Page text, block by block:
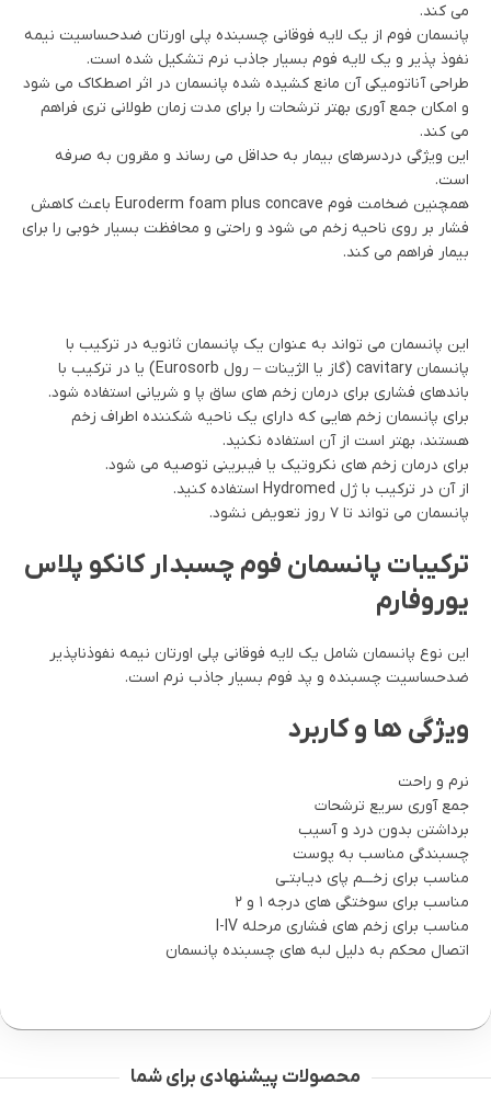
می کند.
پانسمان فوم از یک لایه فوقانی چسبنده پلی اورتان ضدحساسیت نیمه
نفوذ پذیر و یک لایه فوم بسیار جاذب نرم تشکیل شده است.
طراحی آناتومیکی آن مانع کشیده شده پانسمان در اثر اصطکاک می شود
و امکان جمع آوری بهتر ترشحات را برای مدت زمان طولانی تری فراهم
می کند.
این ویژگی دردسرهای بیمار به حداقل می رساند و مقرون به صرفه
است.
همچنین ضخامت فوم Euroderm foam plus concave باعث کاهش
فشار بر روی ناحیه زخم می شود و راحتی و محافظت بسیار خوبی را برای
بیمار فراهم می کند.
این پانسمان می تواند به عنوان یک پانسمان ثانویه در ترکیب با
پانسمان cavitary (گاز یا الژینات – رول Eurosorb) یا در ترکیب با
باندهای فشاری برای درمان زخم های ساق پا و شریانی استفاده شود.
برای پانسمان زخم هایی که دارای یک ناحیه شکننده اطراف زخم
هستند، بهتر است از آن استفاده نکنید.
برای درمان زخم های نکروتیک یا فیبرینی توصیه می شود.
از آن در ترکیب با ژل Hydromed استفاده کنید.
پانسمان می تواند تا ۷ روز تعویض نشود.
ترکیبات پانسمان فوم چسبدار کانکو پلاس
یوروفارم
این نوع پانسمان شامل یک لایه فوقانی پلی اورتان نیمه نفوذناپذیر
ضدحساسیت چسبنده و پد فوم بسیار جاذب نرم است.
ویژگی ها و کاربرد
نرم و راحت
جمع آوری سریع ترشحات
برداشتن بدون درد و آسیب
چسبندگی مناسب به پوست
مناسب برای زخـــم پای دیـابتـی
مناسب برای سوختگی های درجه ۱ و ۲
مناسب برای زخم های فشاری مرحله I-IV
اتصال محکم به دلیل لبه های چسبنده پانسمان
محصولات پیشنهادی برای شما